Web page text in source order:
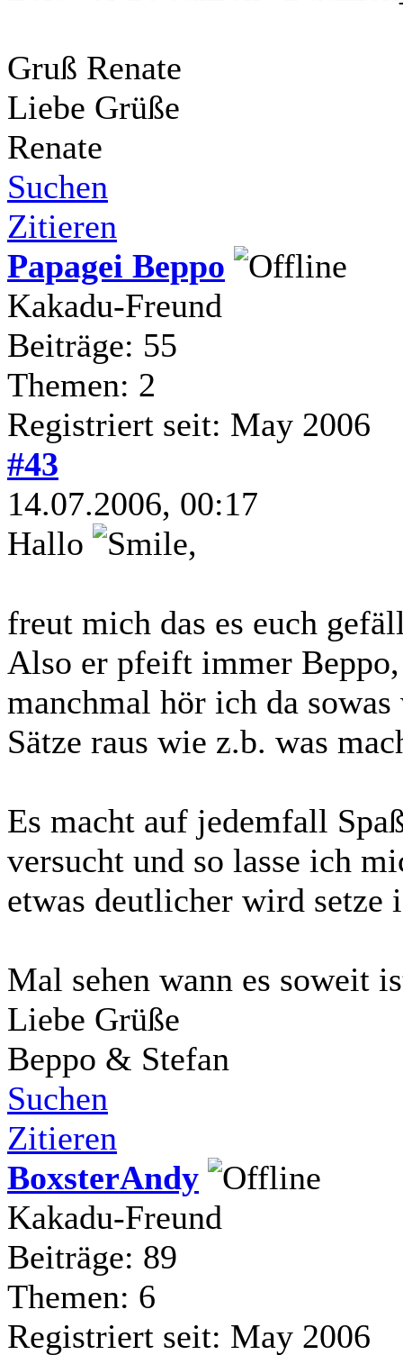
Gruß Renate
Liebe Grüße
Renate
Suchen
Zitieren
Papagei Beppo
Kakadu-Freund
Beiträge: 55
Themen: 2
Registriert seit: May 2006
#43
14.07.2006, 00:17
Hallo
,
freut mich das es euch
Also er pfeift immer Beppo,
manchmal hör ich da
Sätze raus wie z.b. was
Es macht auf jedemfall
versucht und so lasse ich
etwas deutlicher wird
Mal sehen wann es soweit
Liebe Grüße
Beppo & Stefan
Suchen
Zitieren
BoxsterAndy
Kakadu-Freund
Beiträge: 89
Themen: 6
Registriert seit: May 2006